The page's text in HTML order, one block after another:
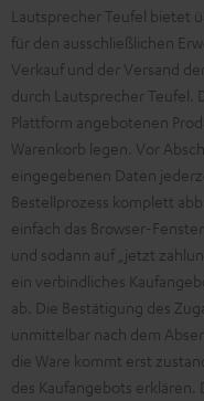
Lautsprecher Teufel bietet
für den ausschließlichen
Verkauf und der Versand
durch Lautsprecher Teufel.
Plattform angebotenen
Warenkorb legen. Vor
eingegebenen Daten
Bestellprozess komplett
einfach das Browser-
und sodann auf „jetzt
ein verbindliches
ab. Die Bestätigung des
unmittelbar nach dem
die Ware kommt erst
des Kaufangebots